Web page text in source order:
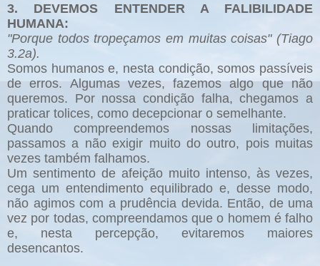
3. DEVEMOS ENTENDER A FALIBILIDADE
HUMANA:
"Porque todos tropeçamos em muitas coisas" (Tiago
3.2a).
Somos humanos e, nesta condição, somos passíveis
de erros. Algumas vezes, fazemos algo que não
queremos. Por nossa condição falha, chegamos a
praticar tolices, como decepcionar o semelhante.
Quando compreendemos nossas limitações,
passamos a não exigir muito do outro, pois muitas
vezes também falhamos.
Um sentimento de afeição muito intenso, às vezes,
cega um entendimento equilibrado e, desse modo,
não agimos com a prudência devida. Então, de uma
vez por todas, compreendamos que o homem é falho
e, nesta percepção, evitaremos maiores
desencantos.